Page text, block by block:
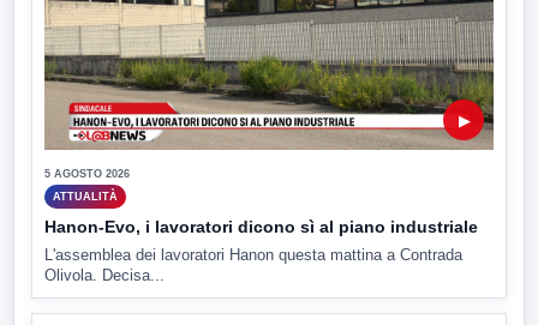
▶
5 AGOSTO 2026
ATTUALITÀ
Hanon-Evo, i lavoratori dicono sì al piano industriale
L'assemblea dei lavoratori Hanon questa mattina a Contrada
Olivola. Decisa...